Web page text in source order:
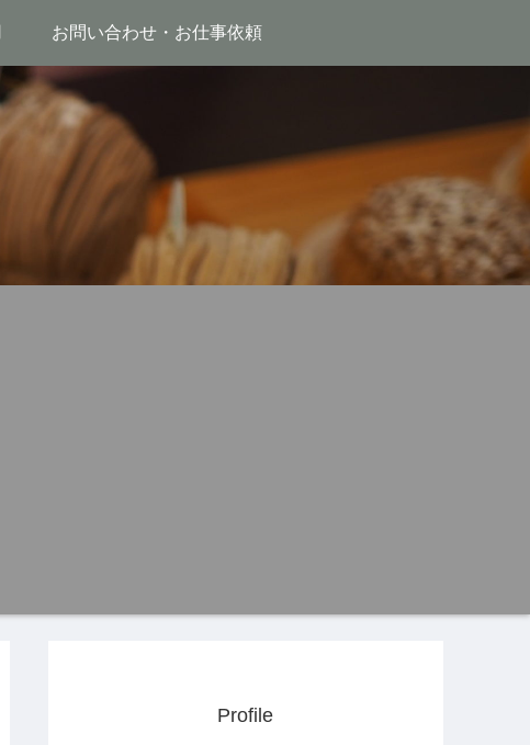
お問い合わせ・お仕事依頼
Profile